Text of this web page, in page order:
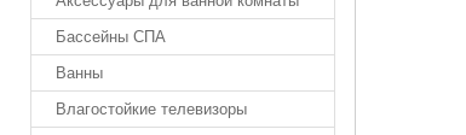
Бассейны СПА
Ванны
Влагостойкие телевизоры